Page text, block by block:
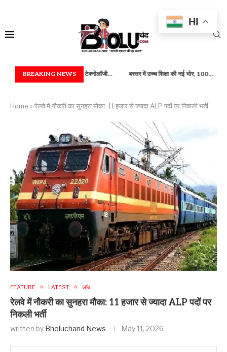
BREAKING NEWS
एवं फूड टेक्नोलॉजी... बस्तर में उच्च शिक्षा की नई भोर, 100... राष्ट्रपति भवन में
Home » रेलवे में नौकरी का सुनहरा मौका: 11 हजार से ज्यादा ALP पदों पर निकली भर्ती
FEATURE LATEST जॉब
रेलवे में नौकरी का सुनहरा मौका: 11 हजार से ज्यादा ALP पदों पर
निकली भर्ती
written by Bholuchand News May 11, 2026
HI